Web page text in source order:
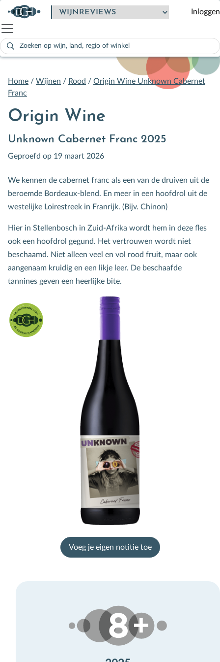
Zoeken
naar:
Als de resultaten voor automatisch aanvullen beschikbaar zijn,
Inloggen
Home / Wijnen / Rood / Origin Wine Unknown Cabernet
Franc
Origin Wine
Unknown Cabernet Franc 2025
Geproefd op 19 maart 2026
We kennen de cabernet franc als een van de druiven uit de
beroemde Bordeaux-blend. En meer in een hoofdrol uit de
westelijke Loirestreek in Franrijk. (Bijv. Chinon)
Hier in Stellenbosch in Zuid-Afrika wordt hem in deze fles
ook een hoofdrol gegund. Het vertrouwen wordt niet
beschaamd. Niet alleen veel en vol rood fruit, maar ook
aangenaam kruidig en een likje leer. De beschaafde
tannines geven een heerlijke bite.
Voeg je eigen notitie toe